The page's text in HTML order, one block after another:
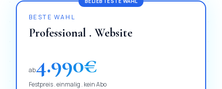
BESTE WAHL
Professional . Website
ab4.990€
Festpreis . einmalig . kein Abo